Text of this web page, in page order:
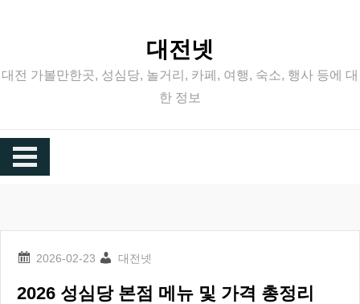
대전넷
대전 가볼만한곳, 성심당, 놀거리, 카페, 여행, 숙소, 행사 등에 대
한 정보
대전넷
2026 성심당 본점 메뉴 및 가격 총정리